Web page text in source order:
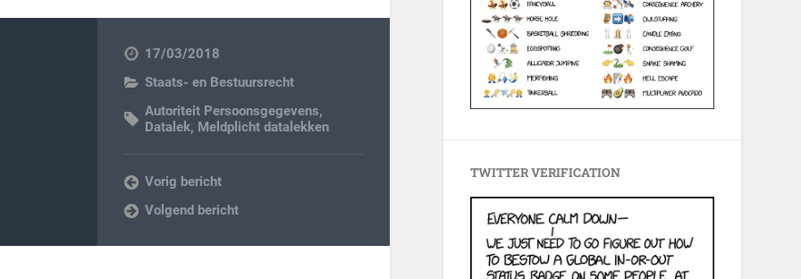
17/03/2018
Staats- en Bestuursrecht
Autoriteit Persoonsgegevens,
Datalek, Meldplicht datalekken
Vorig bericht
Volgend bericht
TWITTER VERIFICATION